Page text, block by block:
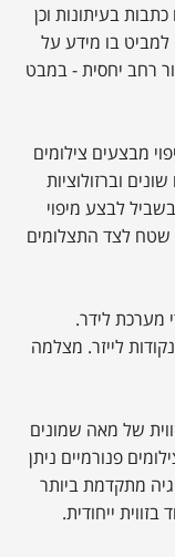
בעיתונות וכן
למביט בו מידע על
רחב יחסית - במבט
מבצעים צילומים
וברזולוציות
לבצע מיפוי
שטח לצד התצלומים
מערכת לידר.
לייזר. מצלמה
של מאה שמונים
פנורמיים ניתן
מתקדמת ביותר
ייחודית.